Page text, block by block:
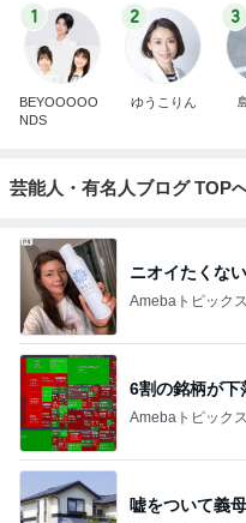
1
BEYOOOOO
NDS
2
ゆうこりん
3
芸能人・有名人ブログ TOP
ニオイたくな
Amebaトピックス
6割の銘柄が下
Amebaトピックス
嘘をついて義